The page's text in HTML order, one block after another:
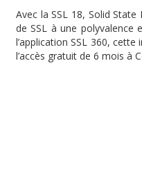
Avec la SSL 18, Solid
de SSL à une polyvalence
l’application SSL 360,
l’accès gratuit de 6 mois à